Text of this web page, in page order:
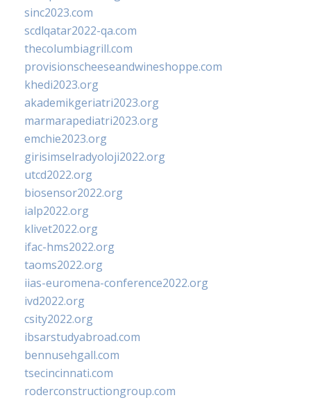
sinc2023.com
scdlqatar2022-qa.com
thecolumbiagrill.com
provisionscheeseandwineshoppe.com
khedi2023.org
akademikgeriatri2023.org
marmarapediatri2023.org
emchie2023.org
girisimselradyoloji2022.org
utcd2022.org
biosensor2022.org
ialp2022.org
klivet2022.org
ifac-hms2022.org
taoms2022.org
iias-euromena-conference2022.org
ivd2022.org
csity2022.org
ibsarstudyabroad.com
bennusehgall.com
tsecincinnati.com
roderconstructiongroup.com